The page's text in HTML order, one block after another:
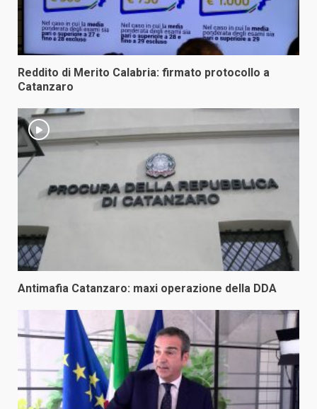
Reddito di Merito Calabria: firmato protocollo a
Catanzaro
Antimafia Catanzaro: maxi operazione della DDA